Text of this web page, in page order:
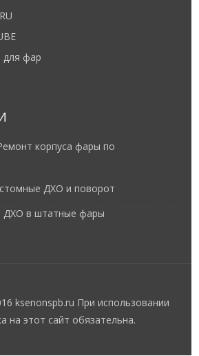
для фар
корпуса фары по
ДХО и поворот
ДХО в штатные фары
ksenonspb.ru При использовании
на этот сайт обязательна.